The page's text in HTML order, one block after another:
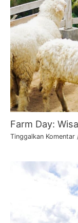
Farm Day:
Tinggalkan Komentar